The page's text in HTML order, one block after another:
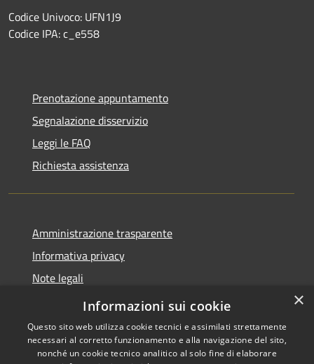
Codice Univoco: UFN1J9
Codice IPA: c_e558
Prenotazione appuntamento
Segnalazione disservizio
Leggi le FAQ
Richiesta assistenza
Amministrazione trasparente
Informativa privacy
Note legali
Dichiarazione di accessibilità
×
Informazioni sui cookie
Questo sito web utilizza cookie tecnici e assimilati strettamente
necessari al corretto funzionamento e alla navigazione del sito,
nonché un cookie tecnico analitico al solo fine di elaborare